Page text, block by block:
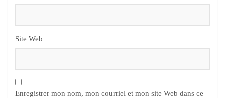
Site Web
Enregistrer mon nom, mon courriel et mon site Web dans ce